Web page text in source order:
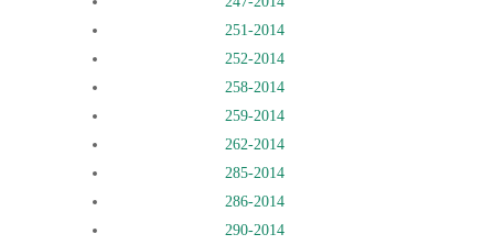
251-2014
252-2014
258-2014
259-2014
262-2014
285-2014
286-2014
290-2014